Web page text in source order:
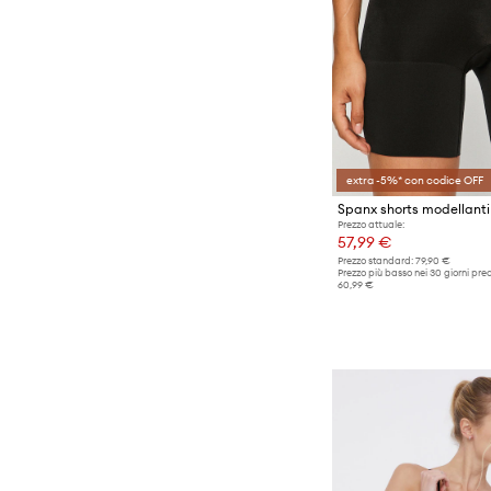
extra -5%* con codice OFF
Spanx shorts modellanti
Prezzo attuale:
57,99 €
Prezzo standard: 79,90 €
Prezzo più basso nei 30 giorni
60,99 €